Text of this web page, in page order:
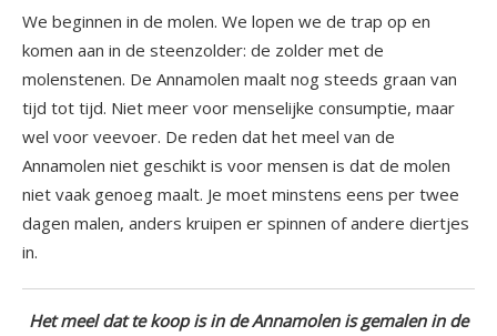
We beginnen in de molen. We lopen we de trap op en
komen aan in de steenzolder: de zolder met de
molenstenen. De Annamolen maalt nog steeds graan van
tijd tot tijd. Niet meer voor menselijke consumptie, maar
wel voor veevoer. De reden dat het meel van de
Annamolen niet geschikt is voor mensen is dat de molen
niet vaak genoeg maalt. Je moet minstens eens per twee
dagen malen, anders kruipen er spinnen of andere diertjes
in.
Het meel dat te koop is in de Annamolen is gemalen in de